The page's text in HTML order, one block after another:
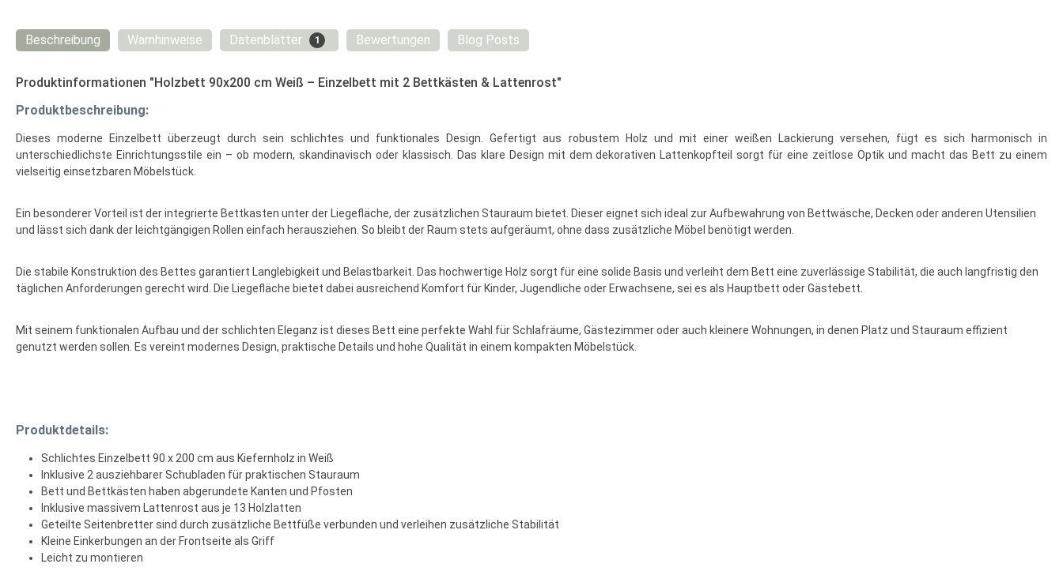
Beschreibung Warnhinweise Datenblätter 1 Bewertungen Blog Posts
Produktinformationen "Holzbett 90x200 cm Weiß – Einzelbett mit 2 Bettkästen & Lattenrost"
Produktbeschreibung:
Dieses moderne Einzelbett überzeugt durch sein schlichtes und funktionales Design. Gefertigt aus robustem Holz und mit einer weißen Lackierung versehen, fügt es sich harmonisch in
unterschiedlichste Einrichtungsstile ein – ob modern, skandinavisch oder klassisch. Das klare Design mit dem dekorativen Lattenkopfteil sorgt für eine zeitlose Optik und macht das Bett zu einem
vielseitig einsetzbaren Möbelstück.
Ein besonderer Vorteil ist der integrierte Bettkasten unter der Liegefläche, der zusätzlichen Stauraum bietet. Dieser eignet sich ideal zur Aufbewahrung von Bettwäsche, Decken oder anderen Utensilien
und lässt sich dank der leichtgängigen Rollen einfach herausziehen. So bleibt der Raum stets aufgeräumt, ohne dass zusätzliche Möbel benötigt werden.
Die stabile Konstruktion des Bettes garantiert Langlebigkeit und Belastbarkeit. Das hochwertige Holz sorgt für eine solide Basis und verleiht dem Bett eine zuverlässige Stabilität, die auch langfristig den
täglichen Anforderungen gerecht wird. Die Liegefläche bietet dabei ausreichend Komfort für Kinder, Jugendliche oder Erwachsene, sei es als Hauptbett oder Gästebett.
Mit seinem funktionalen Aufbau und der schlichten Eleganz ist dieses Bett eine perfekte Wahl für Schlafräume, Gästezimmer oder auch kleinere Wohnungen, in denen Platz und Stauraum effizient
genutzt werden sollen. Es vereint modernes Design, praktische Details und hohe Qualität in einem kompakten Möbelstück.
Produktdetails:
Schlichtes Einzelbett 90 x 200 cm aus Kiefernholz in Weiß
Inklusive 2 ausziehbarer Schubladen für praktischen Stauraum
Bett und Bettkästen haben abgerundete Kanten und Pfosten
Inklusive massivem Lattenrost aus je 13 Holzlatten
Geteilte Seitenbretter sind durch zusätzliche Bettfüße verbunden und verleihen zusätzliche Stabilität
Kleine Einkerbungen an der Frontseite als Griff
Leicht zu montieren